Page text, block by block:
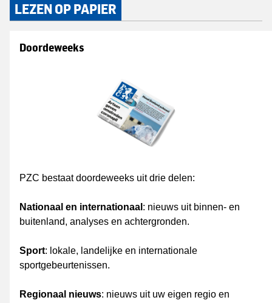
LEZEN OP PAPIER
Doordeweeks
PZC bestaat doordeweeks uit drie delen:
Nationaal en internationaal : nieuws uit binnen- en
buitenland, analyses en achtergronden.
Sport: lokale, landelijke en internationale
sportgebeurtenissen.
Regionaal nieuws: nieuws uit uw eigen regio en